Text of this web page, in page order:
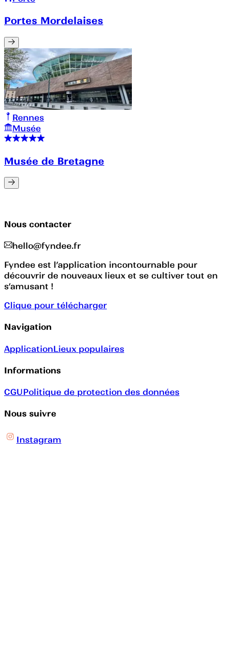
Portes Mordelaises
Rennes
Musée
Musée de Bretagne
Nous contacter
hello@fyndee.fr
Fyndee est l’application incontournable pour
découvrir de nouveaux lieux et se cultiver tout en
s’amusant !
Clique pour télécharger
Navigation
ApplicationLieux populaires
Informations
CGUPolitique de protection des données
Nous suivre
Instagram